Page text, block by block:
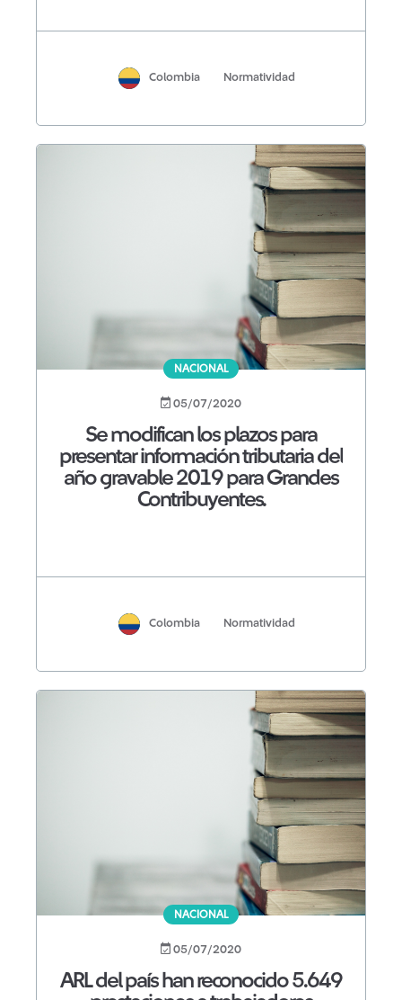
Colombia Normatividad
NACIONAL
05/07/2020
Se modifican los plazos para
presentar información tributaria del
año gravable 2019 para Grandes
Contribuyentes.
Colombia Normatividad
NACIONAL
05/07/2020
ARL del país han reconocido 5.649